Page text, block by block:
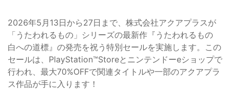
2026年5月13日から27日まで、株式会社アクアプラスが
「うたわれるもの」シリーズの最新作『うたわれるもの
白への道標』の発売を祝う特別セールを実施します。この
セールは、PlayStation™Storeとニンテンドーeショップで
行われ、最大70%OFFで関連タイトルや一部のアクアプラ
ス作品が手に入ります！